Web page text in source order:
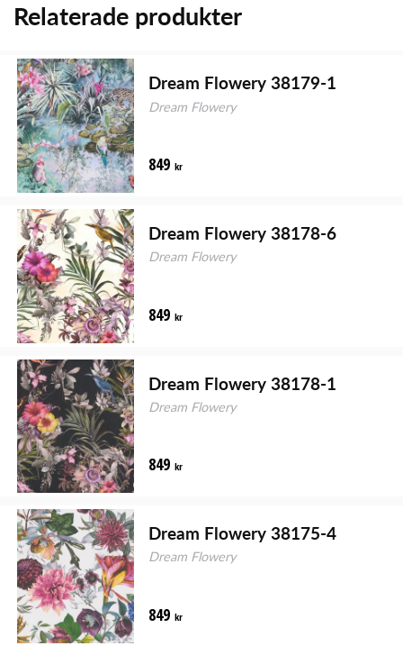
Relaterade produkter
Dream Flowery 38179-1
Dream Flowery
849 kr
Dream Flowery 38178-6
Dream Flowery
849 kr
Dream Flowery 38178-1
Dream Flowery
849 kr
Dream Flowery 38175-4
Dream Flowery
849 kr